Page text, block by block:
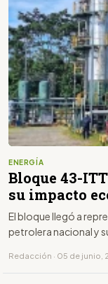
ENERGÍA
Bloque 43-
su impacto
El bloque llegó a
petrolera nacional y
Redacción · 05 de junio,